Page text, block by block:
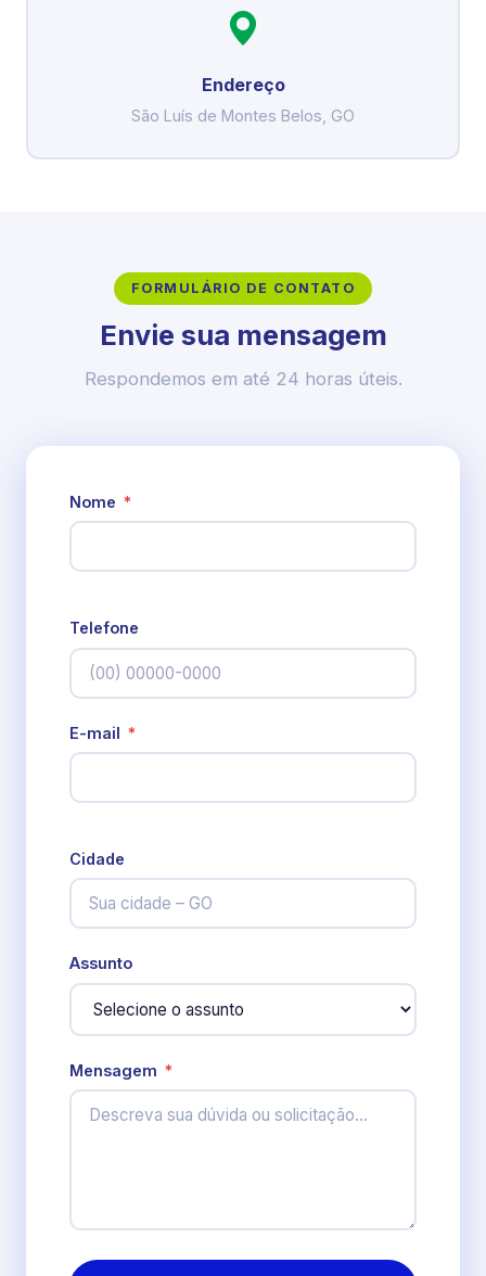
Endereço
São Luís de Montes Belos, GO
FORMULÁRIO DE CONTATO
Envie sua mensagem
Respondemos em até 24 horas úteis.
Nome *
Telefone
E-mail *
Cidade
Assunto
Mensagem *